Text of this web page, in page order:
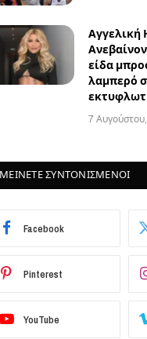
Αγγελική
είδα
λαμπερό
7
ΜΕΙΝΕΤΕ ΣΥΝΤΟΝΙΣΜΕΝΟΙ
Facebook
Pinterest
YouTube